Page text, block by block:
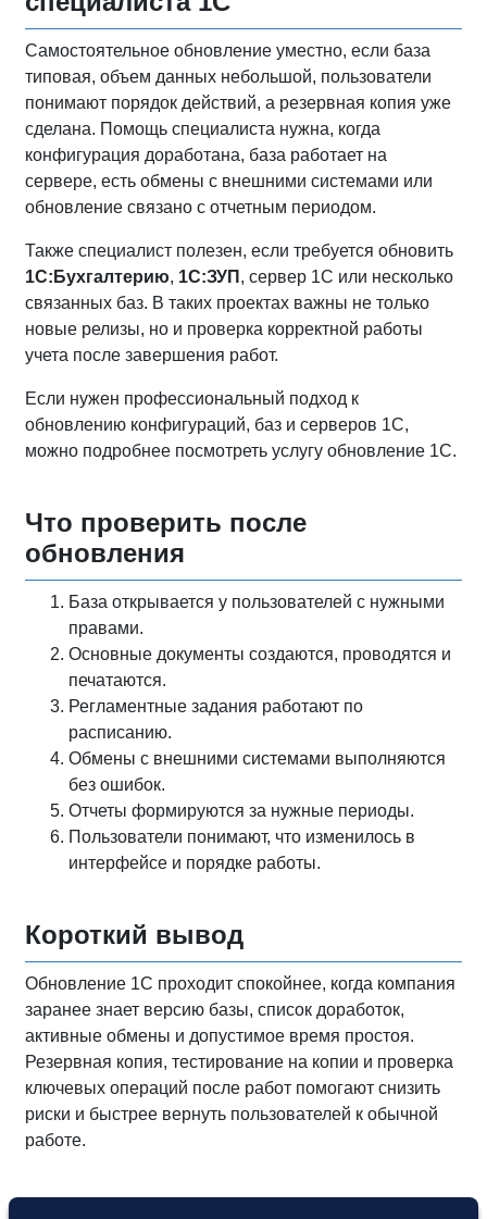
Самостоятельное обновление уместно, если база
типовая, объем данных небольшой, пользователи
понимают порядок действий, а резервная копия уже
сделана. Помощь специалиста нужна, когда
конфигурация доработана, база работает на
сервере, есть обмены с внешними системами или
обновление связано с отчетным периодом.
Также специалист полезен, если требуется обновить
1С:Бухгалтерию, 1С:ЗУП , сервер 1С или несколько
связанных баз. В таких проектах важны не только
новые релизы, но и проверка корректной работы
учета после завершения работ.
Если нужен профессиональный подход к
обновлению конфигураций, баз и серверов 1С,
можно подробнее посмотреть услугу обновление 1С.
Что проверить после
обновления
База открывается у пользователей с нужными
правами.
Основные документы создаются, проводятся и
печатаются.
Регламентные задания работают по
расписанию.
Обмены с внешними системами выполняются
без ошибок.
Отчеты формируются за нужные периоды.
Пользователи понимают, что изменилось в
интерфейсе и порядке работы.
Короткий вывод
Обновление 1С проходит спокойнее, когда компания
заранее знает версию базы, список доработок,
активные обмены и допустимое время простоя.
Резервная копия, тестирование на копии и проверка
ключевых операций после работ помогают снизить
риски и быстрее вернуть пользователей к обычной
работе.